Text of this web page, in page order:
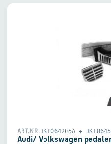
ART.NR.1K1064205A +
Audi/ Volkswagen